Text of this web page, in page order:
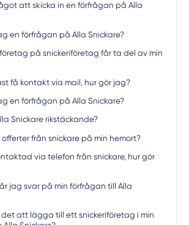
att skicka in en förfrågan på Alla
en förfrågan på Alla Snickare?
på snickeriföretag får ta del av min
få kontakt via mail, hur gör jag?
en förfrågan på Alla Snickare?
Snickare rikstäckande?
från snickare på min hemort?
via telefon från snickare, hur gör
jag svar på min förfrågan till Alla
att lägga till ett snickeriföretag i min